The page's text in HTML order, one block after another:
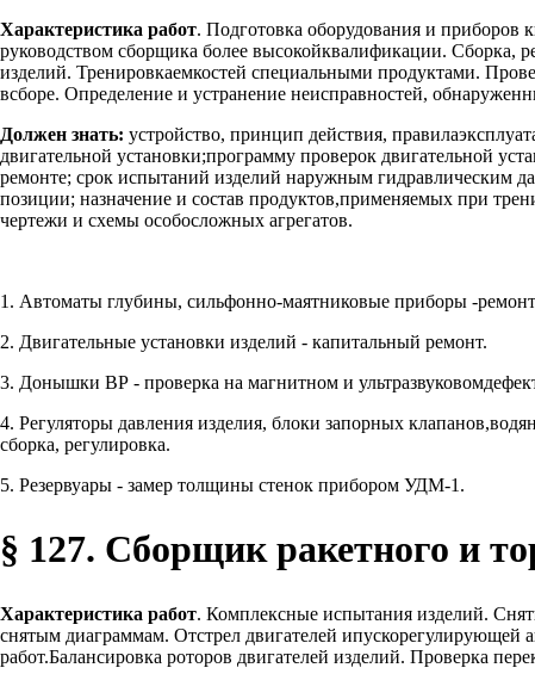
Характеристика работ. Подготовка оборудования и приборов
руководством сборщика более высокойквалификации. Сборка,
изделий. Тренировкаемкостей специальными продуктами.
всборе. Определение и устранение неисправностей,
Должен знать: устройство, принцип действия,
двигательной установки;программу проверок двигательной
ремонте; срок испытаний изделий наружным гидравлическим
позиции; назначение и состав продуктов,применяемых при
чертежи и схемы особосложных агрегатов.
1. Автоматы глубины, сильфонно-маятниковые приборы -
2. Двигательные установки изделий - капитальный ремонт.
3. Донышки ВР - проверка на магнитном и
4. Регуляторы давления изделия, блоки запорных
сборка, регулировка.
5. Резервуары - замер толщины стенок прибором УДМ-1.
§ 127. Сборщик ракетного и
Характеристика работ. Комплексные испытания изделий.
снятым диаграммам. Отстрел двигателей ипускорегулирующей
работ.Балансировка роторов двигателей изделий. Проверка